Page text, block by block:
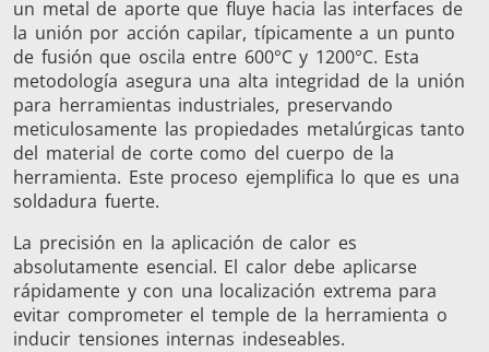
Controlador
Serie SH
calentamiento
un metal de aporte que fluye hacia las interfaces de
la unión por acción capilar, típicamente a un punto
de fusión que oscila entre 600°C y 1200°C. Esta
metodología asegura una alta integridad de la unión
para herramientas industriales, preservando
meticulosamente las propiedades metalúrgicas tanto
del material de corte como del cuerpo de la
herramienta. Este proceso ejemplifica lo que es una
soldadura fuerte.
La precisión en la aplicación de calor es
absolutamente esencial. El calor debe aplicarse
rápidamente y con una localización extrema para
evitar comprometer el temple de la herramienta o
inducir tensiones internas indeseables.